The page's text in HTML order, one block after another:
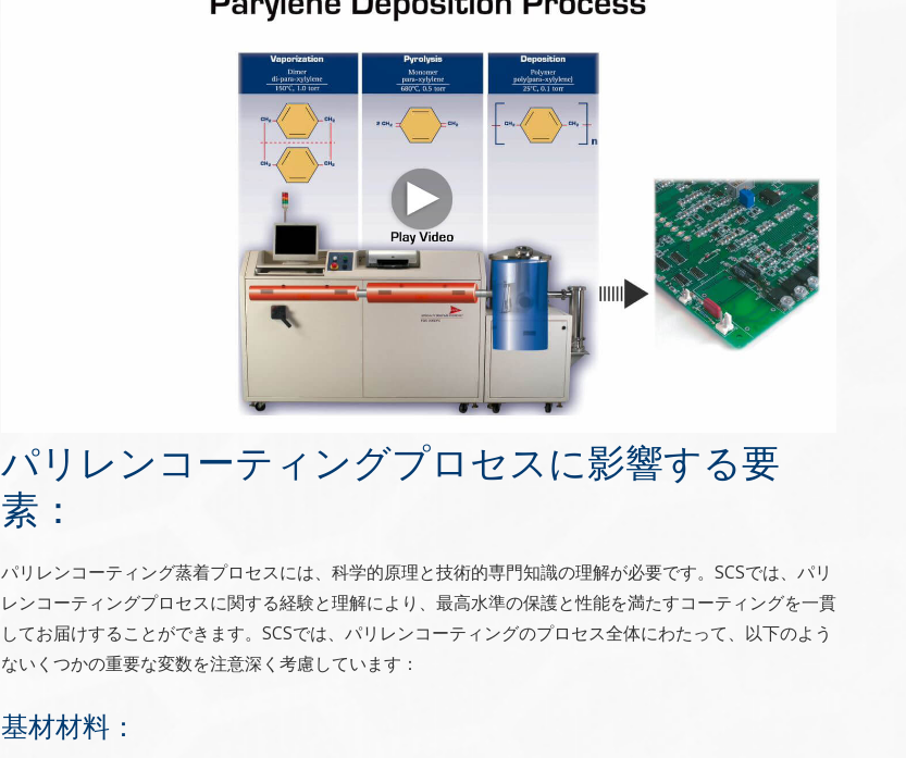
パリレンコーティングプロセスに影響する要
素：
パリレンコーティング蒸着プロセスには、科学的原理と技術的専門知識の理解が必要です。SCSでは、パリ
レンコーティングプロセスに関する経験と理解により、最高水準の保護と性能を満たすコーティングを一貫
してお届けすることができます。SCSでは、パリレンコーティングのプロセス全体にわたって、以下のよう
ないくつかの重要な変数を注意深く考慮しています：
基材材料：